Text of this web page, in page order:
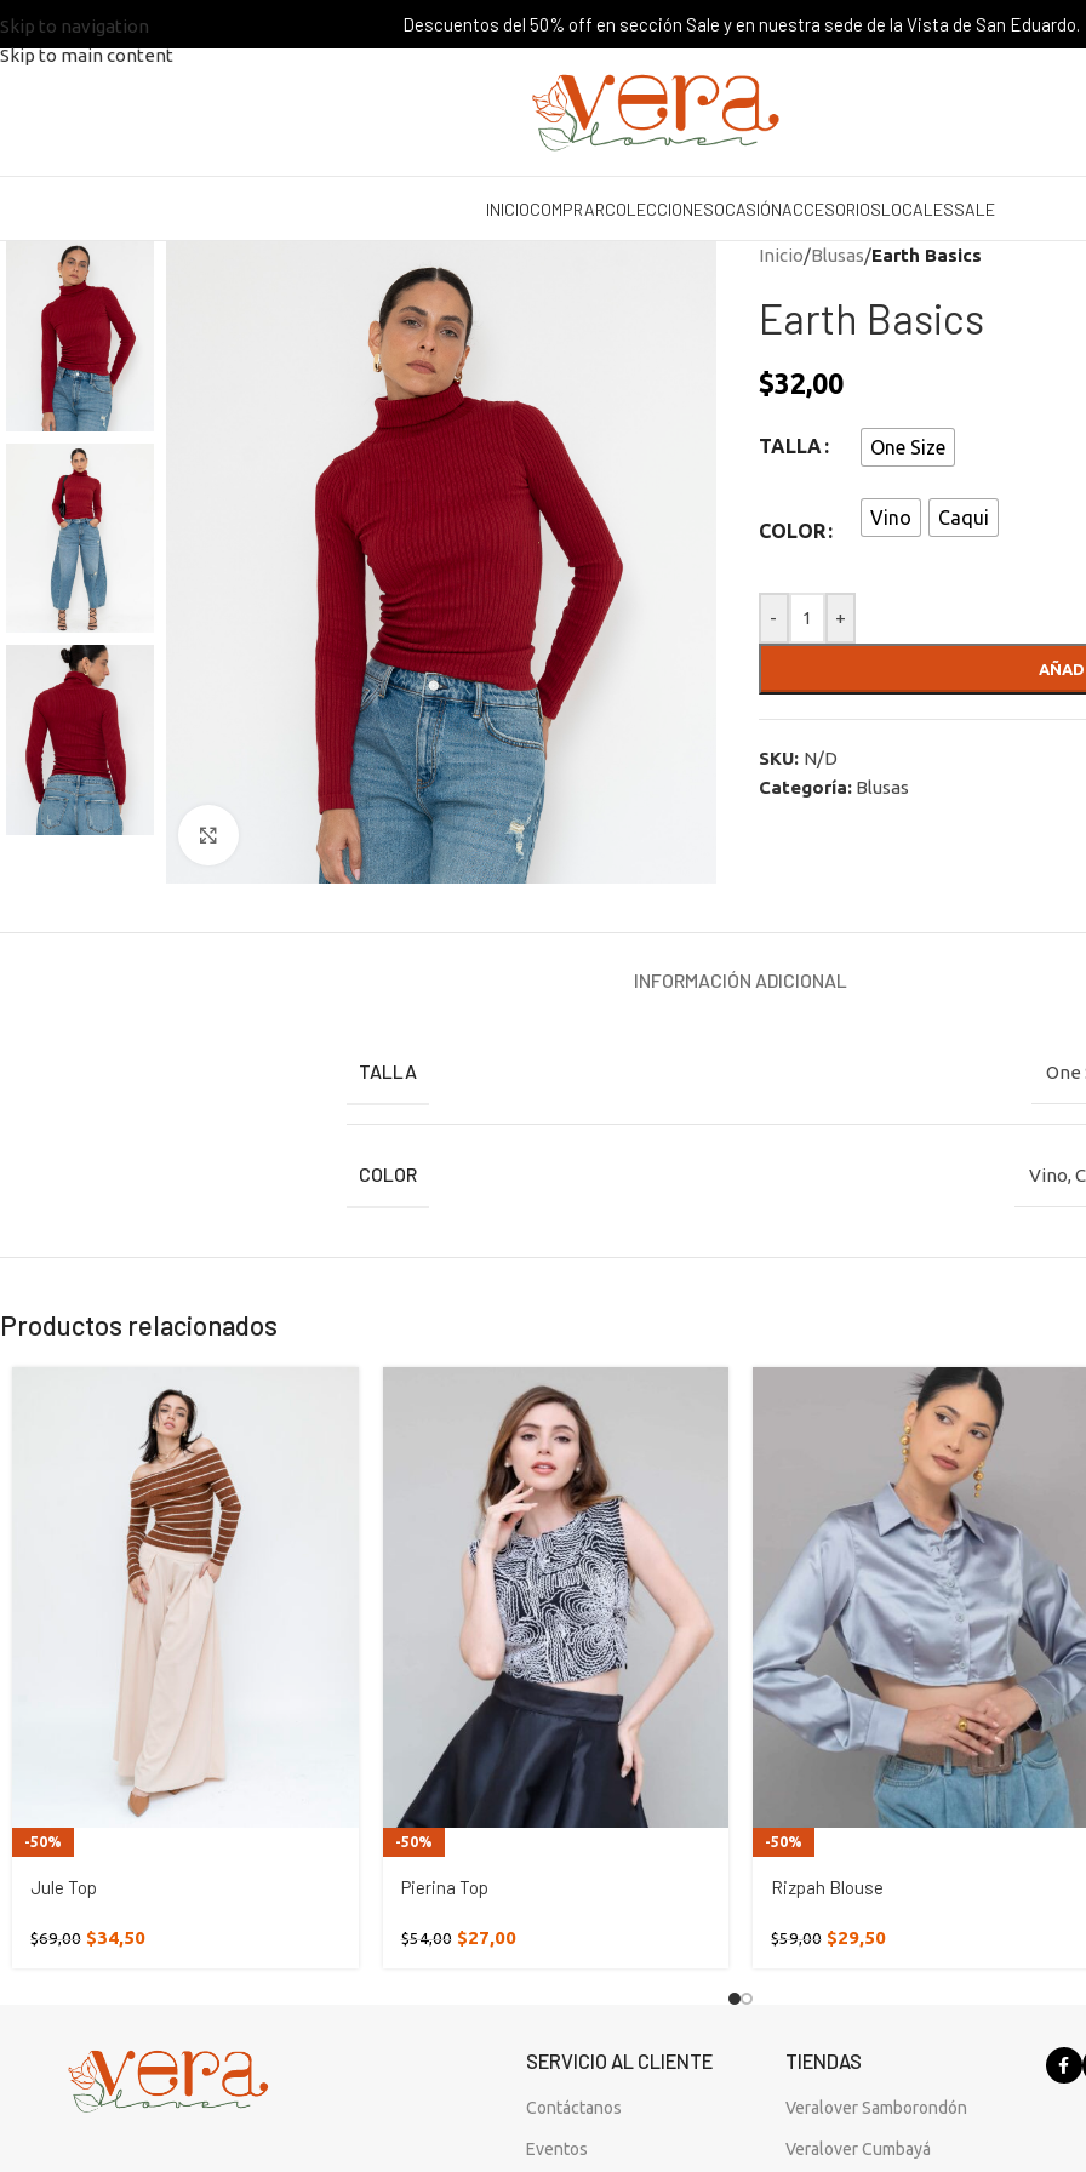
Skip to navigation
Skip to main content
Descuentos del 50% off en sección Sale y en nuestra sede de la Vista de San Eduardo.
INICIOCOMPRARCOLECCIONESOCASIÓNACCESORIOSLOCALESSALE
Click to enlarge
Inicio/Blusas/Earth Basics
Earth Basics
$32,00
TALLA One Size
COLOR
Vino Caqui
- +
SKU: N/D
Categoría: Blusas
INFORMACIÓN ADICIONAL
TALLA One
COLOR Vino,
Productos relacionados
-50%
Jule Top
$69,00 $34,50
-50%
Pierina Top
$54,00 $27,00
-50%
Rizpah Blouse
$59,00 $29,50
SERVICIO AL CLIENTE
Contáctanos
Eventos
TIENDAS
Veralover Samborondón
Veralover Cumbayá